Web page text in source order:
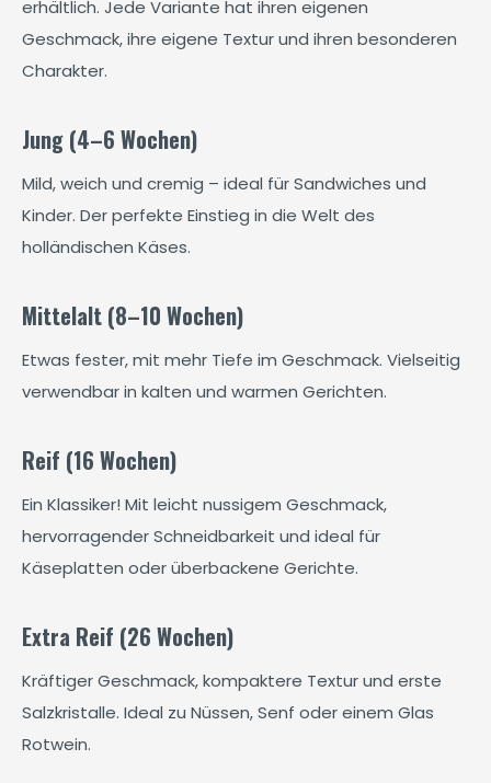
erhältlich. Jede Variante hat ihren eigenen
Geschmack, ihre eigene Textur und ihren besonderen
Charakter.
Jung (4–6 Wochen)
Mild, weich und cremig – ideal für Sandwiches und
Kinder. Der perfekte Einstieg in die Welt des
holländischen Käses.
Mittelalt (8–10 Wochen)
Etwas fester, mit mehr Tiefe im Geschmack. Vielseitig
verwendbar in kalten und warmen Gerichten.
Reif (16 Wochen)
Ein Klassiker! Mit leicht nussigem Geschmack,
hervorragender Schneidbarkeit und ideal für
Käseplatten oder überbackene Gerichte.
Extra Reif (26 Wochen)
Kräftiger Geschmack, kompaktere Textur und erste
Salzkristalle. Ideal zu Nüssen, Senf oder einem Glas
Rotwein.